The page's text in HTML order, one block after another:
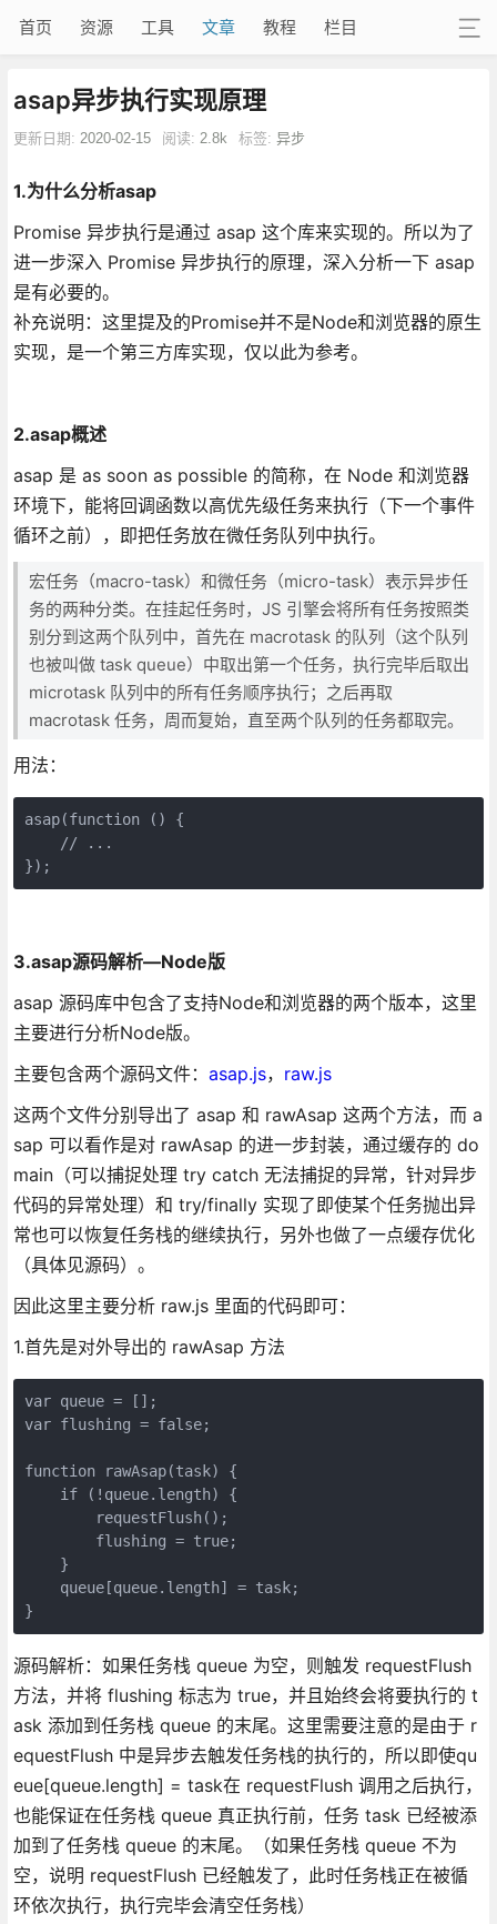
首页 资源 工具 文章 教程 栏目
asap异步执行实现原理
更新日期: 2020-02-15 阅读: 2.8k 标签: 异步
1.为什么分析asap
Promise 异步执行是通过 asap 这个库来实现的。所以为了
进一步深入 Promise 异步执行的原理，深入分析一下 asap
是有必要的。
补充说明：这里提及的Promise并不是Node和浏览器的原生
实现，是一个第三方库实现，仅以此为参考。
2.asap概述
asap 是 as soon as possible 的简称，在 Node 和浏览器
环境下，能将回调函数以高优先级任务来执行（下一个事件
循环之前），即把任务放在微任务队列中执行。
宏任务（macro-task）和微任务（micro-task）表示异步任
务的两种分类。在挂起任务时，JS 引擎会将所有任务按照类
别分到这两个队列中，首先在 macrotask 的队列（这个队列
也被叫做 task queue）中取出第一个任务，执行完毕后取出
microtask 队列中的所有任务顺序执行；之后再取
macrotask 任务，周而复始，直至两个队列的任务都取完。
用法：
asap(function () {
    // ...
3.asap源码解析—Node版
asap 源码库中包含了支持Node和浏览器的两个版本，这里
主要进行分析Node版。
主要包含两个源码文件： asap.js， raw.js
这两个文件分别导出了 asap 和 rawAsap 这两个方法，而 a
sap 可以看作是对 rawAsap 的进一步封装，通过缓存的 do
main（可以捕捉处理 try catch 无法捕捉的异常，针对异步
代码的异常处理）和 try/finally 实现了即使某个任务抛出异
常也可以恢复任务栈的继续执行，另外也做了一点缓存优化
（具体见源码）。
因此这里主要分析 raw.js 里面的代码即可：
1.首先是对外导出的 rawAsap 方法
var queue = [];
var flushing = false;
function rawAsap(task) {
    if (!queue.length) {
        requestFlush();
        flushing = true;
    }
    queue[queue.length] = task;
源码解析：如果任务栈 queue 为空，则触发 requestFlush
方法，并将 flushing 标志为 true，并且始终会将要执行的 t
ask 添加到任务栈 queue 的末尾。这里需要注意的是由于 r
equestFlush 中是异步去触发任务栈的执行的，所以即使qu
eue[queue.length] = task在 requestFlush 调用之后执行，
也能保证在任务栈 queue 真正执行前，任务 task 已经被添
加到了任务栈 queue 的末尾。（如果任务栈 queue 不为
空，说明 requestFlush 已经触发了，此时任务栈正在被循
环依次执行，执行完毕会清空任务栈）